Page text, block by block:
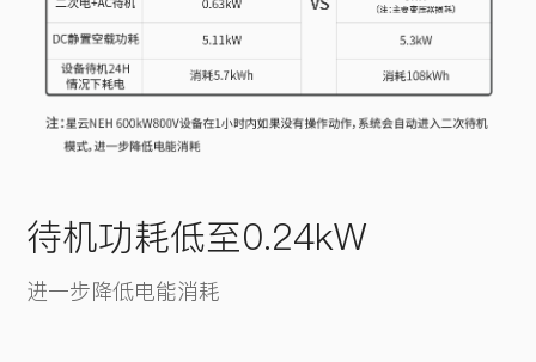
待机功耗低至0.24kW
进一步降低电能消耗